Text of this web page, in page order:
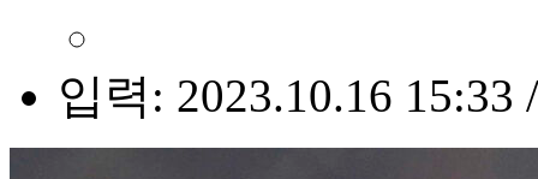
입력: 2023.10.16 15:33